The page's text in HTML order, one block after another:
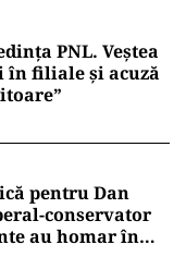
PNL. Veștea
în filiale și acuză
pentru Dan
conservator
au homar în